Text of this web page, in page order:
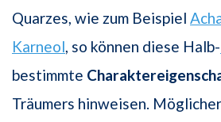
Quarzes, wie zum Beispiel
Karneol, so können diese Halb-
bestimmte
Träumers hinweisen.